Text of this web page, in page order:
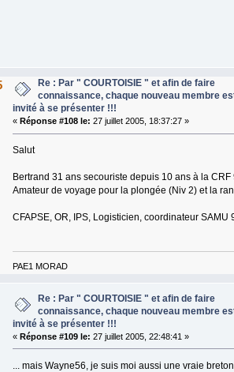
Re : Par " COURTOISIE " et afin de faire
connaissance, chaque nouveau membre
invité à se présenter !!!
« Réponse #108 le: 27 juillet 2005, 18:37:27 »
Salut
Bertrand 31 ans secouriste depuis 10 ans à la
Amateur de voyage pour la plongée (Niv 2) et la
CFAPSE, OR, IPS, Logisticien, coordinateur SAMU
PAE1 MORAD
Re : Par " COURTOISIE " et afin de faire
connaissance, chaque nouveau membre
invité à se présenter !!!
« Réponse #109 le: 27 juillet 2005, 22:48:41 »
... mais Wayne56, je suis moi aussi une vraie